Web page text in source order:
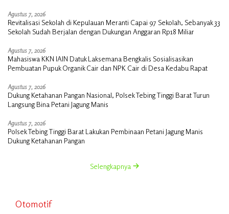
Agustus 7, 2026
Revitalisasi Sekolah di Kepulauan Meranti Capai 97 Sekolah, Sebanyak 33
Sekolah Sudah Berjalan dengan Dukungan Anggaran Rp18 Miliar
Agustus 7, 2026
Mahasiswa KKN IAIN Datuk Laksemana Bengkalis Sosialisasikan
Pembuatan Pupuk Organik Cair dan NPK Cair di Desa Kedabu Rapat
Agustus 7, 2026
Dukung Ketahanan Pangan Nasional, Polsek Tebing Tinggi Barat Turun
Langsung Bina Petani Jagung Manis
Agustus 7, 2026
Polsek Tebing Tinggi Barat Lakukan Pembinaan Petani Jagung Manis
Dukung Ketahanan Pangan
Selengkapnya
Otomotif